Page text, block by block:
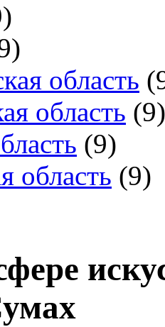
область
область (9)
(9)
область (9)